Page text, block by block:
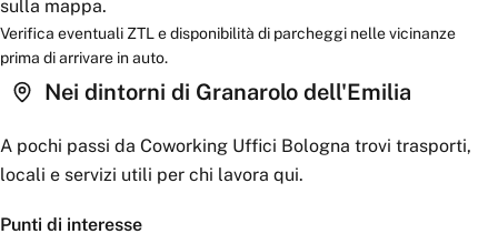
sulla mappa.
Verifica eventuali ZTL e disponibilità di parcheggi nelle vicinanze
prima di arrivare in auto.
Nei dintorni di Granarolo dell'Emilia
A pochi passi da Coworking Uffici Bologna trovi trasporti,
locali e servizi utili per chi lavora qui.
Punti di interesse